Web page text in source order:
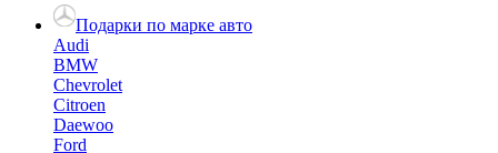
Подарки по марке авто
Audi
BMW
Chevrolet
Citroen
Daewoo
Ford